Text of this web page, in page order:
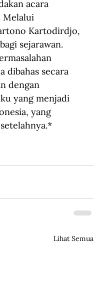
acara
Melalui
Kartodirdjo,
sejarawan.
dibahas secara
dengan
yang menjadi
yang
Lihat Semua